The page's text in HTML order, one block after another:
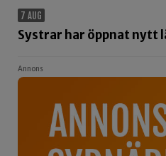
7 AUG
Systrar har öppnat nytt
Annons